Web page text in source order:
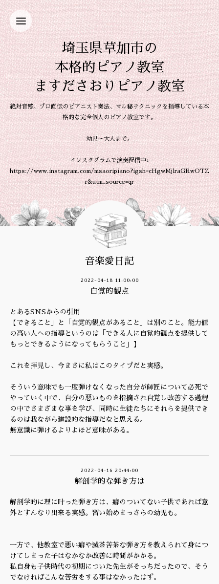
埼玉県草加市の
本格的ピアノ教室
ますださおりピアノ教室
絶対音感、プロ直伝のピアニスト奏法、マル秘テクニックを指導している本
格的な完全個人のピアノ教室です。
幼児～大人まで。
インスタグラムで演奏配信中↓
https://www.instagram.com/msaoripiano?igsh=cHgwMjlraGRwOTZ
r&utm_source=qr
音楽愛日記
2022-04-18 11:00:00
自覚的観点
とあるSNSからの引用
【できること」と「自覚的観点があること」は別のこと。能力値
の高い人への指導というのは「できる人に自覚的観点を提供して
もっとできるようになってもらうこと」】
これを拝見し、今まさに私はこのタイプだと実感。
そういう意味でも一度弾けなくなった自分が師匠について必死で
やっていく中で、自分の悪いものを指摘され自覚し改善する過程
の中でさまざまな事を学び、同時に生徒たちにそれらを提供でき
るのは我ながら建設的な指導だなと思える。
無意識に弾けるよりよほど意味がある。
2022-04-16 20:44:00
解剖学的な弾き方は
解剖学的に理に叶った弾き方は、癖のついてない子供であれば意
外とすんなり出来る実感。習い始めまっさらの幼児も。
一方で、他教室で悪い癖や滅茶苦茶な弾き方を教えられて身につ
けてしまった子はなかなか改善に時間がかかる。
私自身も子供時代の初期についた先生がそっちだったので、そう
でなければこんな苦労をする事はなかったはず。